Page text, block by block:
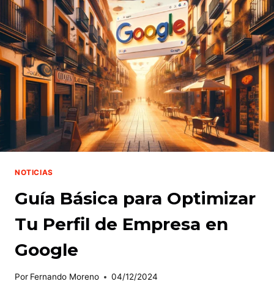
EN
EL
EJIDO
NOTICIAS
Guía Básica para Optimizar
Tu Perfil de Empresa en
Google
Por Fernando Moreno 04/12/2024